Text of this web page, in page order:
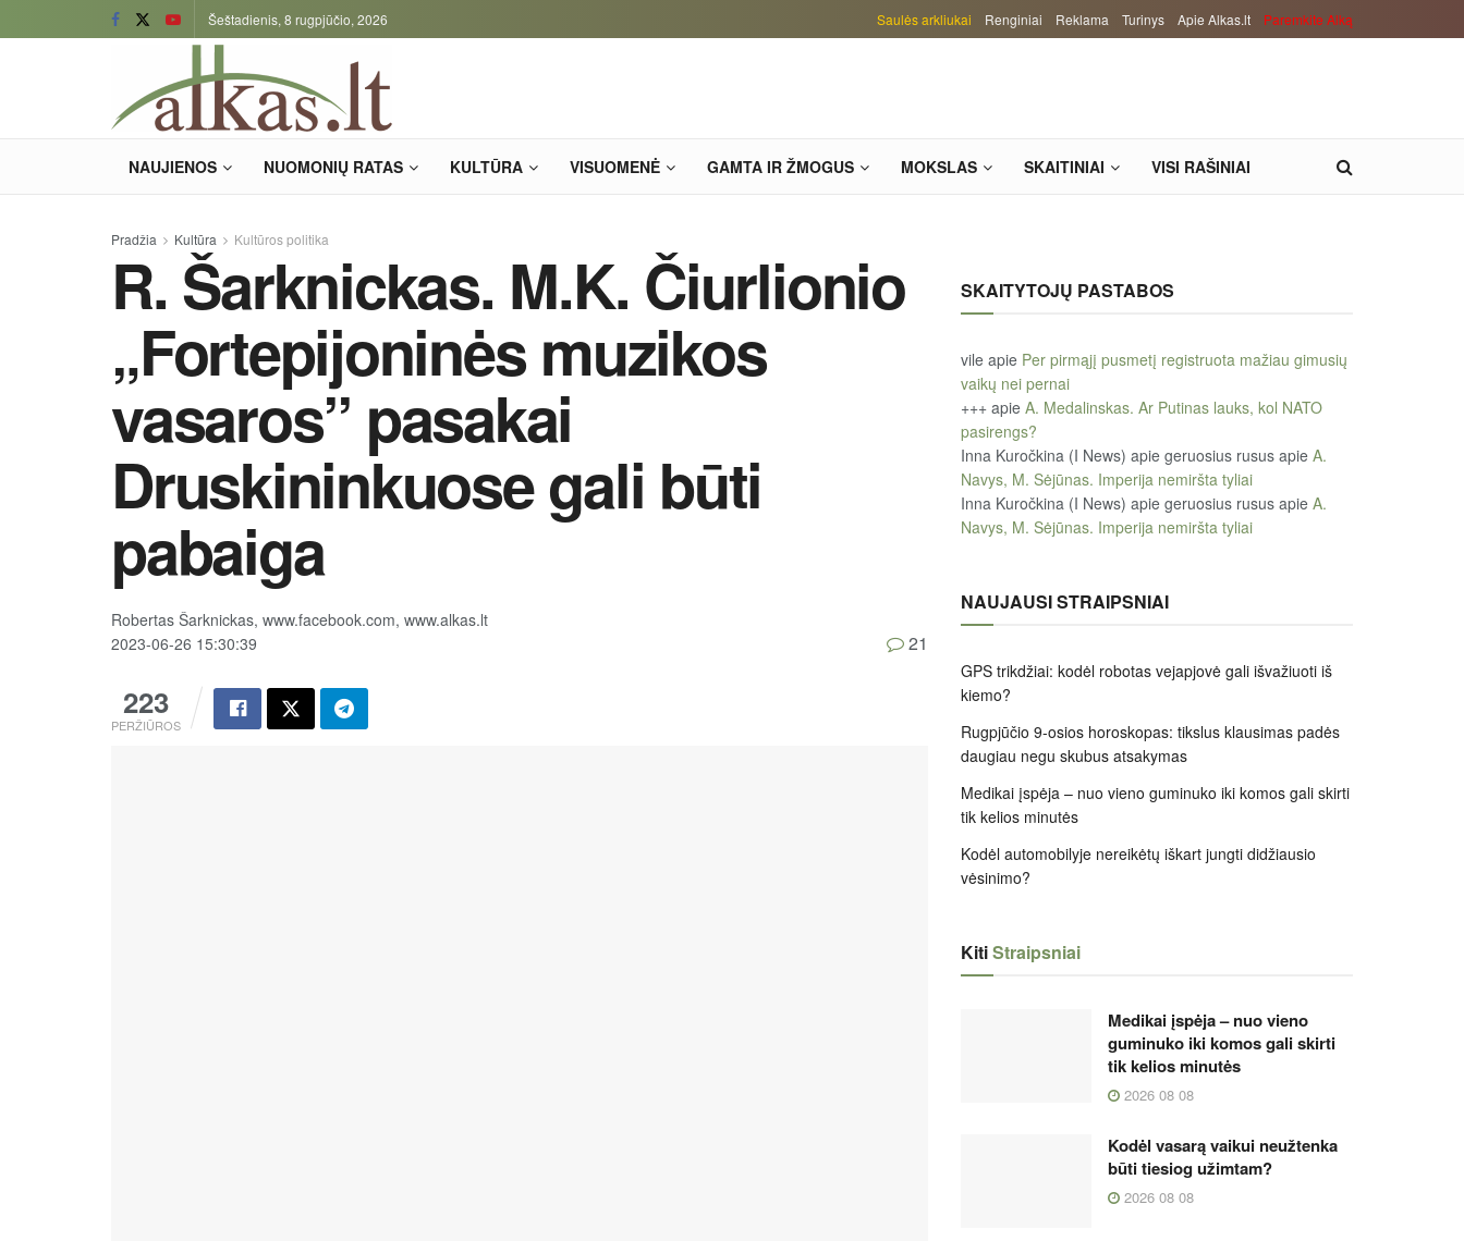
Šeštadienis, 8 rugpjūčio, 2026 Saulės arkliukai Renginiai Reklama Turinys Apie Alkas.lt Paremkite Alką
NAUJIENOS NUOMONIŲ RATAS KULTŪRA VISUOMENĖ GAMTA IR ŽMOGUS MOKSLAS SKAITINIAI VISI RAŠINIAI
Pradžia Kultūra Kultūros politika
R. Šarknickas. M.K. Čiurlionio
„Fortepijoninės muzikos
vasaros” pasakai
Druskininkuose gali būti
pabaiga
Robertas Šarknickas, www.facebook.com, www.alkas.lt
2023-06-26 15:30:39
223
PERŽIŪROS
21
SKAITYTOJŲ PASTABOS
vile apie Per pirmąjį pusmetį registruota mažiau gimusių
vaikų nei pernai
+++ apie A. Medalinskas. Ar Putinas lauks, kol NATO
pasirengs?
Inna Kuročkina (I News) apie geruosius rusus apie A.
Navys, M. Sėjūnas. Imperija nemiršta tyliai
Inna Kuročkina (I News) apie geruosius rusus apie A.
Navys, M. Sėjūnas. Imperija nemiršta tyliai
NAUJAUSI STRAIPSNIAI
GPS trikdžiai: kodėl robotas vejapjovė gali išvažiuoti iš
kiemo?
Rugpjūčio 9-osios horoskopas: tikslus klausimas padės
daugiau negu skubus atsakymas
Medikai įspėja – nuo vieno guminuko iki komos gali skirti
tik kelios minutės
Kodėl automobilyje nereikėtų iškart jungti didžiausio
vėsinimo?
KitiStraipsniai
Medikai įspėja – nuo vieno
guminuko iki komos gali skirti
tik kelios minutės
2026 08 08
Kodėl vasarą vaikui neužtenka
būti tiesiog užimtam?
2026 08 08